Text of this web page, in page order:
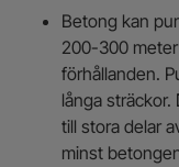
Betong kan
200-300
förhållanden.
långa
till stora delar
minst